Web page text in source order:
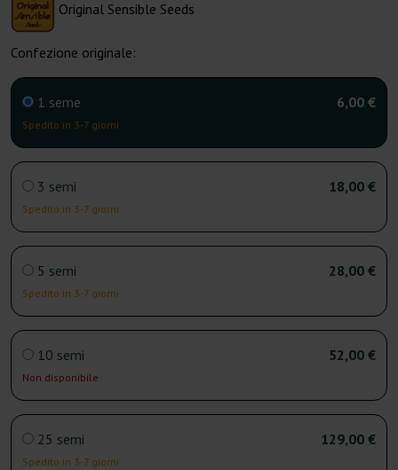
Original Sensible Seeds
Confezione originale:
1 seme
Spedito in 3-7 giorni
6,00 €
3 semi
Spedito in 3-7 giorni
18,00 €
5 semi
Spedito in 3-7 giorni
28,00 €
10 semi
Non disponibile
52,00 €
25 semi
Spedito in 3-7 giorni
129,00 €